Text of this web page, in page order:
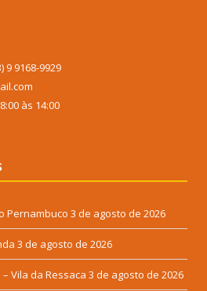
9 9168-9929
às 14:00
Pernambuco 3 de agosto de 2026
3 de agosto de 2026
Vila da Ressaca 3 de agosto de 2026